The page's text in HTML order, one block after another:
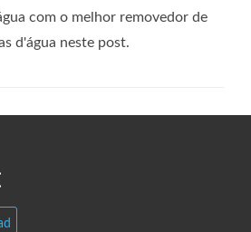
com o melhor removedor de
d'água neste post.